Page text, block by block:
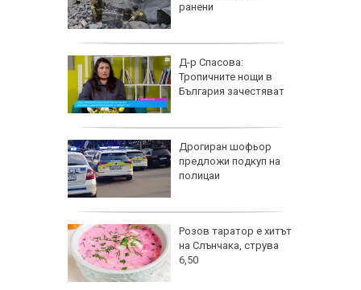
ранени
Д-р Спасова:
Тропичните нощи в
България зачестяват
Дрогиран шофьор
предложи подкуп на
полицаи
Розов таратор е хитът
на Слънчака, струва
6,50